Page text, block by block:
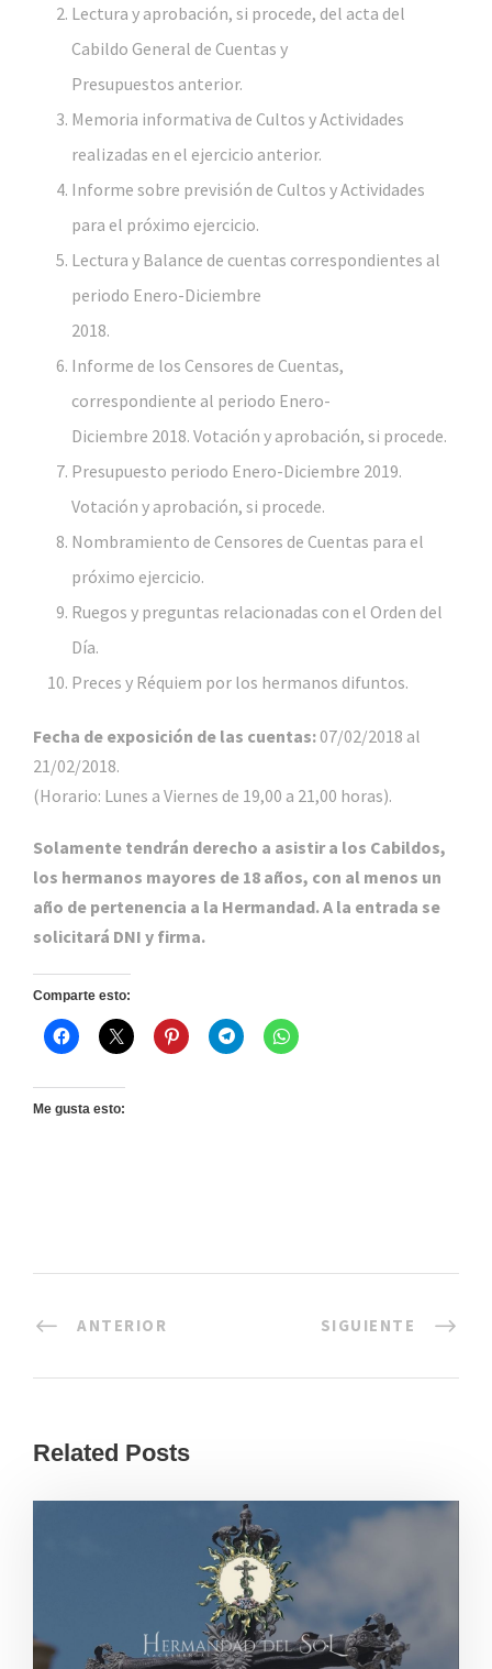
Lectura y aprobación, si procede, del acta del
Cabildo General de Cuentas y
Presupuestos anterior.
Memoria informativa de Cultos y Actividades
realizadas en el ejercicio anterior.
Informe sobre previsión de Cultos y Actividades
para el próximo ejercicio.
Lectura y Balance de cuentas correspondientes al
periodo Enero-Diciembre
2018.
Informe de los Censores de Cuentas,
correspondiente al periodo Enero-
Diciembre 2018. Votación y aprobación, si procede.
Presupuesto periodo Enero-Diciembre 2019.
Votación y aprobación, si procede.
Nombramiento de Censores de Cuentas para el
próximo ejercicio.
Ruegos y preguntas relacionadas con el Orden del
Día.
Preces y Réquiem por los hermanos difuntos.
Fecha de exposición de las cuentas:07/02/2018 al
21/02/2018.
(Horario: Lunes a Viernes de 19,00 a 21,00 horas).
Solamente tendrán derecho a asistir a los Cabildos,
los hermanos mayores de 18 años, con al menos un
año de pertenencia a la Hermandad. A la entrada se
solicitará DNI y firma.
Comparte esto:
Me gusta esto:
ANTERIOR SIGUIENTE
Related Posts